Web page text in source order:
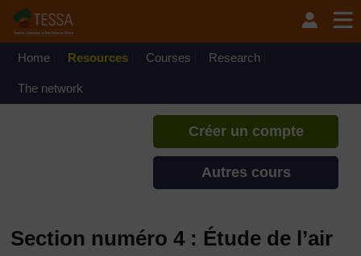
Home Resources Courses Research
The network
Si vous créez un compte, vous
pouvez établir un profil
Créer un compte
Autres cours
Section numéro 4 : Étude de l’air